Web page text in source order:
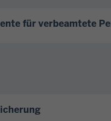
für verbeamtete